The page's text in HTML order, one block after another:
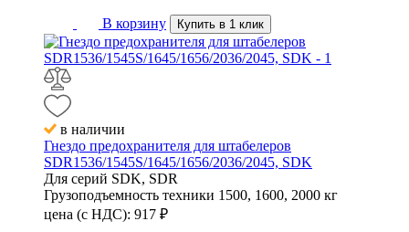
В корзину Купить в 1 клик
в наличии
Гнездо предохранителя для штабелеров
SDR1536/1545S/1645/1656/2036/2045, SDK
Для серий SDK, SDR
Грузоподъемность техники 1500, 1600, 2000 кг
цена (с НДС): 917 ₽